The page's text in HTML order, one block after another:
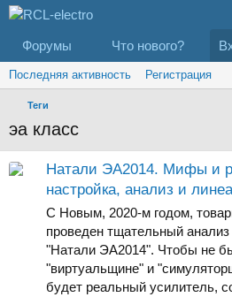
Форумы Что нового?
Последняя активность Регистрация
Теги
эа класс
Натали ЭА2014. Мифы и
настройка, анализ и
С Новым, 2020-м годом,
проведен тщательный
"Натали ЭА2014". Чтобы не
"виртуальщине" и
будет реальный усилитель,